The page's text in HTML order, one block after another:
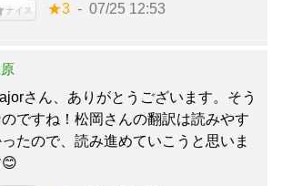
ナイス ★3 07/25 12:53
さん、ありがとうございます。そう
のですね！松岡さんの翻訳は読みやす
たので、読み進めていこうと思いま